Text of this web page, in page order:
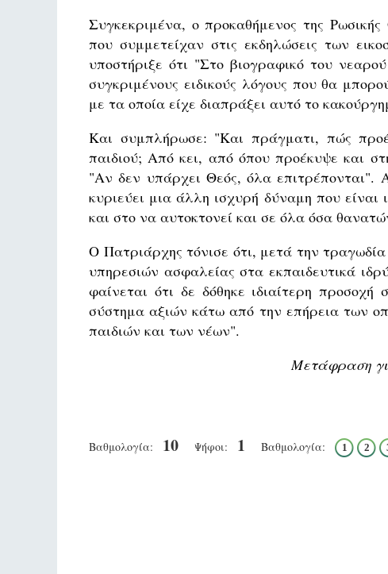
Συγκεκριμένα, ο προκαθήμενος της
που συμμετείχαν στις εκδηλώσεις των
υποστήριξε ότι "Στο βιογραφικό του
συγκριμένους ειδικούς λόγους που θα
με τα οποία είχε διαπράξει αυτό το
Και συμπλήρωσε: "Και πράγματι, πώς
παιδιού; Από κει, από όπου προέκυψε και
"Αν δεν υπάρχει Θεός, όλα
κυριεύει μια άλλη ισχυρή δύναμη που
και στο να αυτοκτονεί και σε όλα όσα
Ο Πατριάρχης τόνισε ότι, μετά την
υπηρεσιών ασφαλείας στα εκπαιδευτικά
φαίνεται ότι δε δόθηκε ιδιαίτερη
σύστημα αξιών κάτω από την επήρεια των
παιδιών και των νέων".
Μετάφραση
Βαθμολογία: 10 Ψήφοι: 1 Βαθμολογία: 1 2